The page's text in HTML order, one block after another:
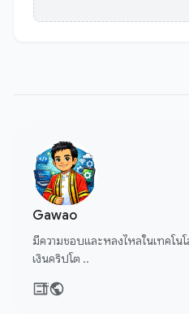
Gawao
มีความชอบและหลงไหลในเทคโน
เงินคริปโต ..